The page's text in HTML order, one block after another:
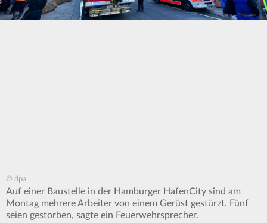
© dpa
Auf einer Baustelle in der Hamburger HafenCity sind am
Montag mehrere Arbeiter von einem Gerüst gestürzt. Fünf
seien gestorben, sagte ein Feuerwehrsprecher.